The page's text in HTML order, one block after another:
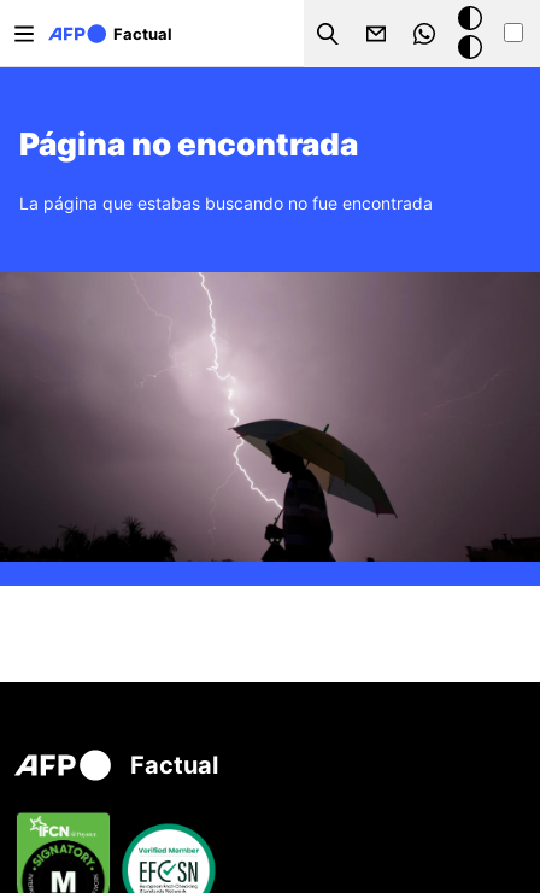
Factual
Search
Modo
oscuro
Página no encontrada
La página que estabas buscando no fue encontrada
Factual